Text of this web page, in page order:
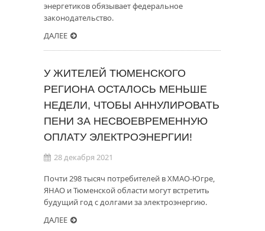
энергетиков обязывает федеральное
законодательство.
ДАЛЕЕ
У ЖИТЕЛЕЙ ТЮМЕНСКОГО
РЕГИОНА ОСТАЛОСЬ МЕНЬШЕ
НЕДЕЛИ, ЧТОБЫ АННУЛИРОВАТЬ
ПЕНИ ЗА НЕСВОЕВРЕМЕННУЮ
ОПЛАТУ ЭЛЕКТРОЭНЕРГИИ!
28 декабря 2021
Почти 298 тысяч потребителей в ХМАО-Югре,
ЯНАО и Тюменской области могут встретить
будущий год с долгами за электроэнергию.
ДАЛЕЕ